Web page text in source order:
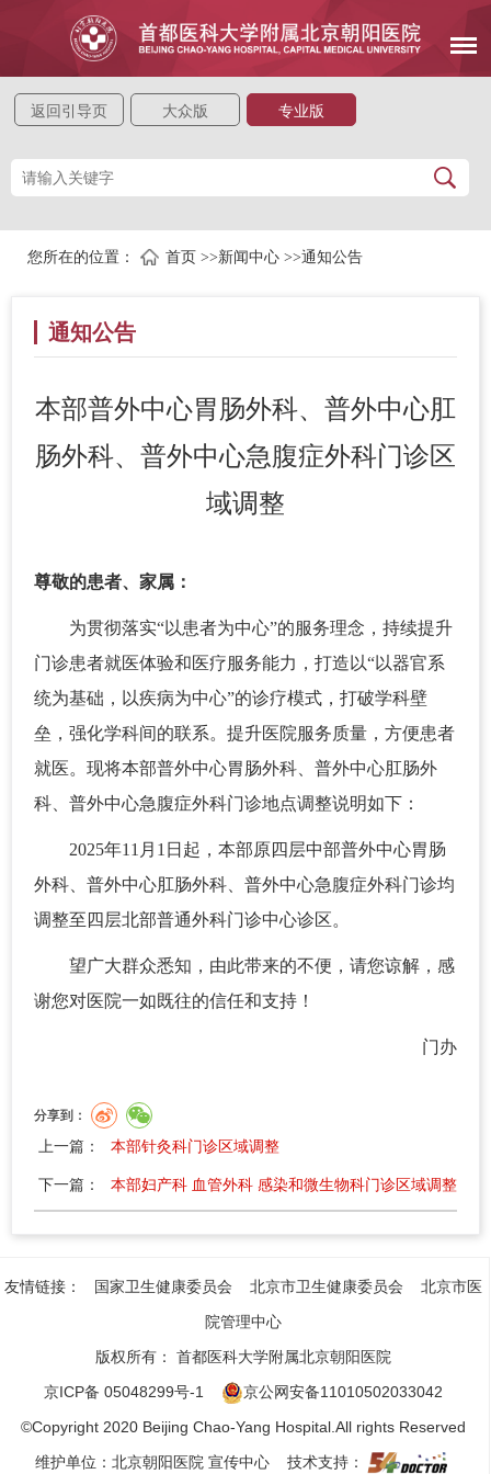
返回引导页 大众版 专业版
您所在的位置： 首页 >>新闻中心 >>通知公告
通知公告
本部普外中心胃肠外科、普外中心肛
肠外科、普外中心急腹症外科门诊区
域调整
尊敬的患者、家属：
为贯彻落实“以患者为中心”的服务理念，持续提升
门诊患者就医体验和医疗服务能力，打造以“以器官系
统为基础，以疾病为中心”的诊疗模式，打破学科壁
垒，强化学科间的联系。提升医院服务质量，方便患者
就医。现将本部普外中心胃肠外科、普外中心肛肠外
科、普外中心急腹症外科门诊地点调整说明如下：
2025年11月1日起，本部原四层中部普外中心胃肠
外科、普外中心肛肠外科、普外中心急腹症外科门诊均
调整至四层北部普通外科门诊中心诊区。
望广大群众悉知，由此带来的不便，请您谅解，感
谢您对医院一如既往的信任和支持！
门办
分享到：
上一篇： 本部针灸科门诊区域调整
下一篇： 本部妇产科 血管外科 感染和微生物科门诊区域调整
友情链接： 国家卫生健康委员会 北京市卫生健康委员会
北京市医
院管理中心
版权所有： 首都医科大学附属北京朝阳医院
京ICP备 05048299号-1
京公网安备11010502033042
©Copyright 2020 Beijing Chao-Yang Hospital.All rights Reserved
维护单位：北京朝阳医院 宣传中心 技术支持：